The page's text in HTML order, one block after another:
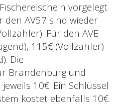
vorgelegt
den AV57 sind wieder
Für den AVE
115€ (Vollzahler)
Die
Brandenburg und
10€. Ein Schlüssel
kostet ebenfalls 10€.